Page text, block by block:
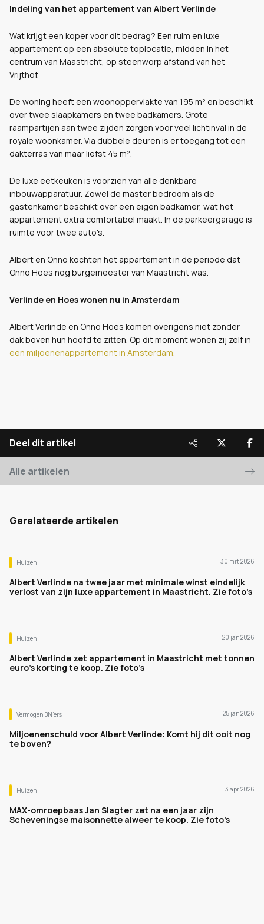
Indeling van het appartement van Albert Verlinde
Wat krijgt een koper voor dit bedrag? Een ruim en luxe
appartement op een absolute toplocatie, midden in het
centrum van Maastricht, op steenworp afstand van het
Vrijthof.
De woning heeft een woonoppervlakte van 195 m² en beschikt
over twee slaapkamers en twee badkamers. Grote
raampartijen aan twee zijden zorgen voor veel lichtinval in de
royale woonkamer. Via dubbele deuren is er toegang tot een
dakterras van maar liefst 45 m².
De luxe eetkeuken is voorzien van alle denkbare
inbouwapparatuur. Zowel de master bedroom als de
gastenkamer beschikt over een eigen badkamer, wat het
appartement extra comfortabel maakt. In de parkeergarage is
ruimte voor twee auto's.
Albert en Onno kochten het appartement in de periode dat
Onno Hoes nog burgemeester van Maastricht was.
Verlinde en Hoes wonen nu in Amsterdam
Albert Verlinde en Onno Hoes komen overigens niet zonder
dak boven hun hoofd te zitten. Op dit moment wonen zij zelf in
een miljoenenappartement in Amsterdam.
Deel dit artikel
Alle artikelen
Gerelateerde artikelen
Huizen 30 mrt 2026
Albert Verlinde na twee jaar met minimale winst eindelijk
verlost van zijn luxe appartement in Maastricht. Zie foto's
Huizen 20 jan 2026
Albert Verlinde zet appartement in Maastricht met tonnen
euro’s korting te koop. Zie foto’s
Vermogen BN’ers 25 jan 2026
Miljoenenschuld voor Albert Verlinde: Komt hij dit ooit nog
te boven?
Huizen 3 apr 2026
MAX-omroepbaas Jan Slagter zet na een jaar zijn
Scheveningse maisonnette alweer te koop. Zie foto’s